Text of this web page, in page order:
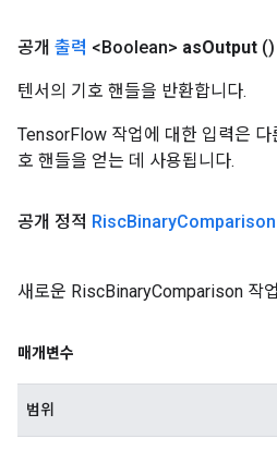
공개 출력 <Boolean> asOutput ()
텐서의 기호 핸들을 반환합니다.
TensorFlow 작업에 대한 입력은
호 핸들을 얻는 데 사용됩니다.
공개 정적 RiscBinaryComparison
새로운 RiscBinaryComparison 작
매개변수
범위